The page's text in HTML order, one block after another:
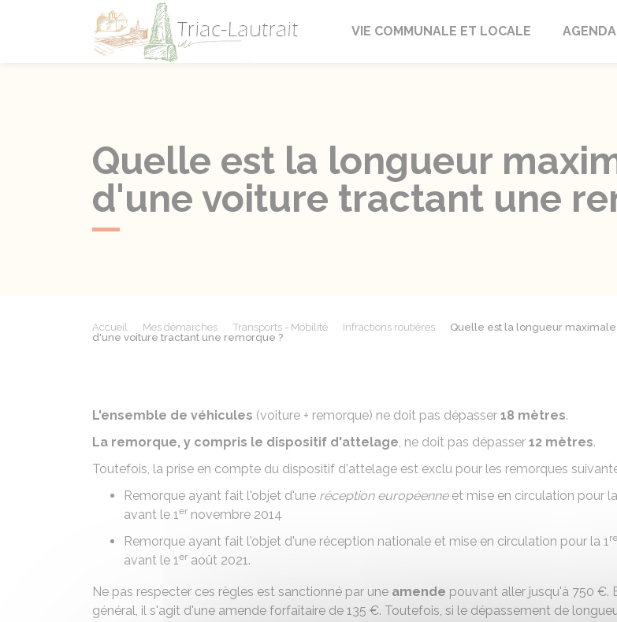
Triac-Lautrait
VIE COMMUNALE ET LOCALE AGENDA
Quelle est la longueur
d'une voiture tractant une
Accueil Mes démarches Transports - Mobilité Infractions routières
Quelle est la longueur
d'une voiture tractant une remorque ?
L'ensemble de véhicules (voiture + remorque) ne doit pas dépasser 18 mètres.
La remorque, y compris le dispositif d'attelage, ne doit pas dépasser 12 mètres.
Toutefois, la prise en compte du dispositif d'attelage est exclu pour les remorques
Remorque ayant fait l'objet d'une réception européenneet mise en circulation pour
avant le 1er novembre 2014
Remorque ayant fait l'objet d'une réception nationale et mise en circulation pour la 1re
avant le 1er août 2021.
Ne pas respecter ces règles est sanctionné par une amende pouvant aller jusqu'à 750 €.
général, il s'agit d'une amende forfaitaire de 135 €. Toutefois, si le dépassement de